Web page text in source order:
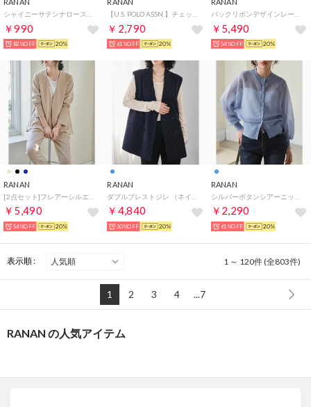
￥990
82%OFF 20%
￥2,790
61%OFF 20%
￥5,490
54%OFF 20%
RANAN
￥5,490
54%OFF 20%
RANAN
￥4,840
30%OFF 20%
RANAN
￥2,290
61%OFF 20%
表示順 : 1 ～ 120件 (全803件)
1 2 3 4 ...7
RANAN の人気アイテム